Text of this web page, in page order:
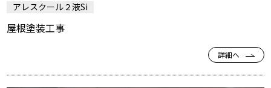
アレスクール２液Si
屋根塗装工事
詳細へ